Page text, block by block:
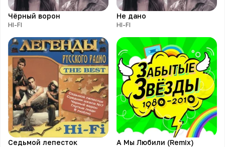
Чёрный ворон
HI-FI
Не дано
HI-FI
Седьмой лепесток А Мы Любили (Remix)